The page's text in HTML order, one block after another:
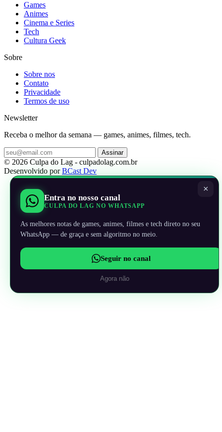
Games
Animes
Cinema e Series
Tech
Cultura Geek
Sobre
Sobre nos
Contato
Privacidade
Termos de uso
Newsletter
Receba o melhor da semana — games, animes, filmes, tech.
Assinar
© 2026 Culpa do Lag - culpadolag.com.br
Desenvolvido porBCast Dev
×
Entra no nosso canal
CULPA DO LAG NO WHATSAPP
As melhores notas de games, animes, filmes e tech direto no seu
WhatsApp — de graça e sem algoritmo no meio.
Seguir no canal
Agora não